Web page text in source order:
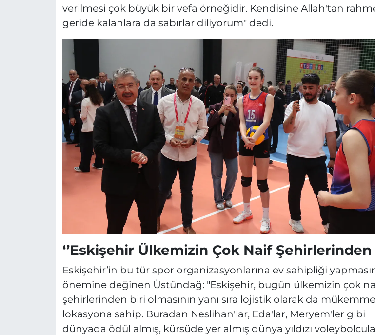
verilmesi çok büyük bir vefa örneğidir. Kendisine Allah'tan
geride kalanlara da sabırlar diliyorum" dedi.
‘’Eskişehir Ülkemizin Çok Naif Şehirlerinden
Eskişehir’in bu tür spor organizasyonlarına ev sahipliği
önemine değinen Üstündağ: "Eskişehir, bugün ülkemizin çok
şehirlerinden biri olmasının yanı sıra lojistik olarak da
lokasyona sahip. Buradan Neslihan'lar, Eda'lar, Meryem'ler gibi
dünyada ödül almış, kürsüde yer almış dünya yıldızı